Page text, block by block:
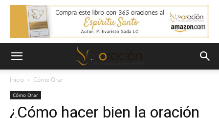
Inicio Cómo Orar
Cómo Orar
¿Cómo hacer bien la oración